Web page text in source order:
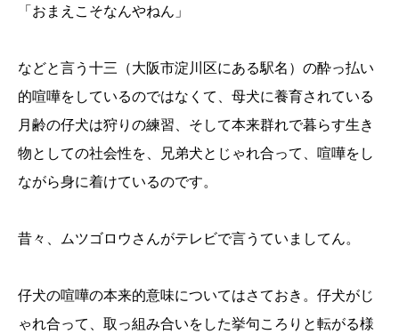
「おまえこそなんやねん」
などと言う十三（大阪市淀川区にある駅名）の酔っ払い
的喧嘩をしているのではなくて、母犬に養育されている
月齢の仔犬は狩りの練習、そして本来群れで暮らす生き
物としての社会性を、兄弟犬とじゃれ合って、喧嘩をし
ながら身に着けているのです。
昔々、ムツゴロウさんがテレビで言うていましてん。
仔犬の喧嘩の本来的意味についてはさておき。仔犬がじ
ゃれ合って、取っ組み合いをした挙句ころりと転がる様